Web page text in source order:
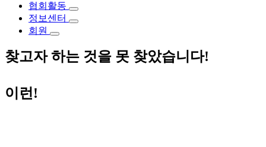
협회활동
정보센터
회원
찾고자 하는 것을 못 찾았습니다!
이런!